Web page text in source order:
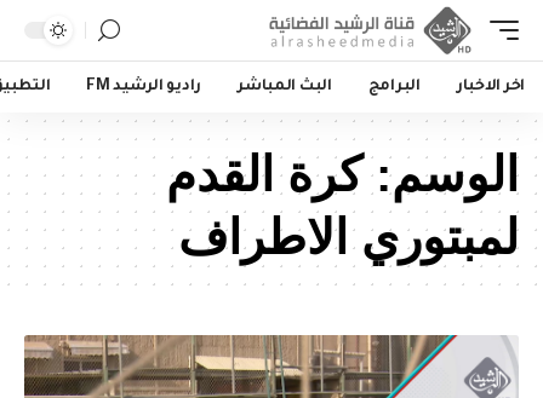
اخر الاخبار البرامج البث المباشر راديو الرشيد FM
الوسم:كرة القدم
لمبتوري الاطراف